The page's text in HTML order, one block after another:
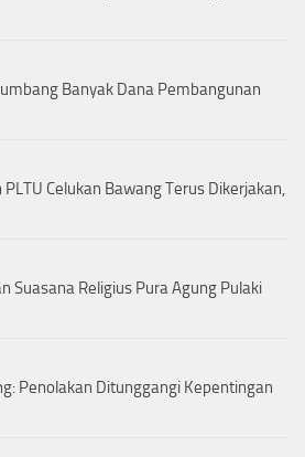
Banyak Dana Pembangunan
Celukan Bawang Terus Dikerjakan,
Suasana Religius Pura Agung Pulaki
Penolakan Ditunggangi Kepentingan